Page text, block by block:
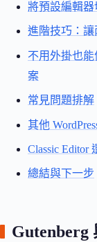
將預設編輯器
進階技巧：
不用外掛也能
案
常見問題排解
其他
Classic Editor
總結與下一步
Gutenberg